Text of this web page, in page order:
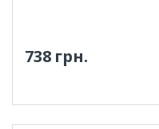
738 грн.